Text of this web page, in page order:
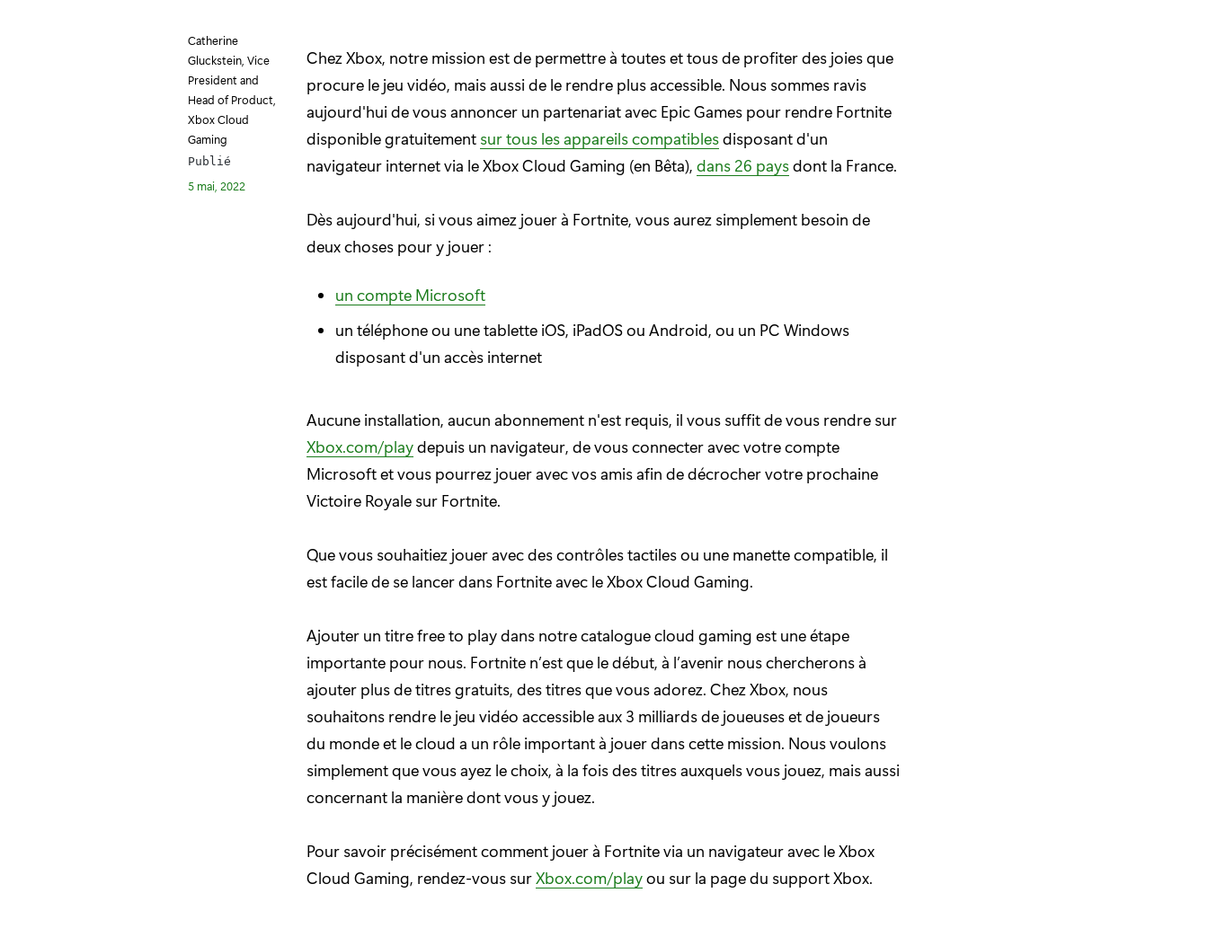
Catherine
Gluckstein, Vice
President and
Head of Product,
Xbox Cloud
Gaming
Publié
5 mai, 2022
Chez Xbox, notre mission est de permettre à toutes et tous de profiter des joies que
procure le jeu vidéo, mais aussi de le rendre plus accessible. Nous sommes ravis
aujourd'hui de vous annoncer un partenariat avec Epic Games pour rendre Fortnite
disponible gratuitement sur tous les appareils compatiblesdisposant d'un
navigateur internet via le Xbox Cloud Gaming (en Bêta), dans 26 paysdont la France.
Dès aujourd'hui, si vous aimez jouer à Fortnite, vous aurez simplement besoin de
deux choses pour y jouer :
un compte Microsoft
un téléphone ou une tablette iOS, iPadOS ou Android, ou un PC Windows
disposant d'un accès internet
Aucune installation, aucun abonnement n'est requis, il vous suffit de vous rendre sur
Xbox.com/playdepuis un navigateur, de vous connecter avec votre compte
Microsoft et vous pourrez jouer avec vos amis afin de décrocher votre prochaine
Victoire Royale sur Fortnite.
Que vous souhaitiez jouer avec des contrôles tactiles ou une manette compatible, il
est facile de se lancer dans Fortnite avec le Xbox Cloud Gaming.
Ajouter un titre free to play dans notre catalogue cloud gaming est une étape
importante pour nous. Fortnite n’est que le début, à l’avenir nous chercherons à
ajouter plus de titres gratuits, des titres que vous adorez. Chez Xbox, nous
souhaitons rendre le jeu vidéo accessible aux 3 milliards de joueuses et de joueurs
du monde et le cloud a un rôle important à jouer dans cette mission. Nous voulons
simplement que vous ayez le choix, à la fois des titres auxquels vous jouez, mais aussi
concernant la manière dont vous y jouez.
Pour savoir précisément comment jouer à Fortnite via un navigateur avec le Xbox
Cloud Gaming, rendez-vous surXbox.com/playou sur la page du support Xbox.